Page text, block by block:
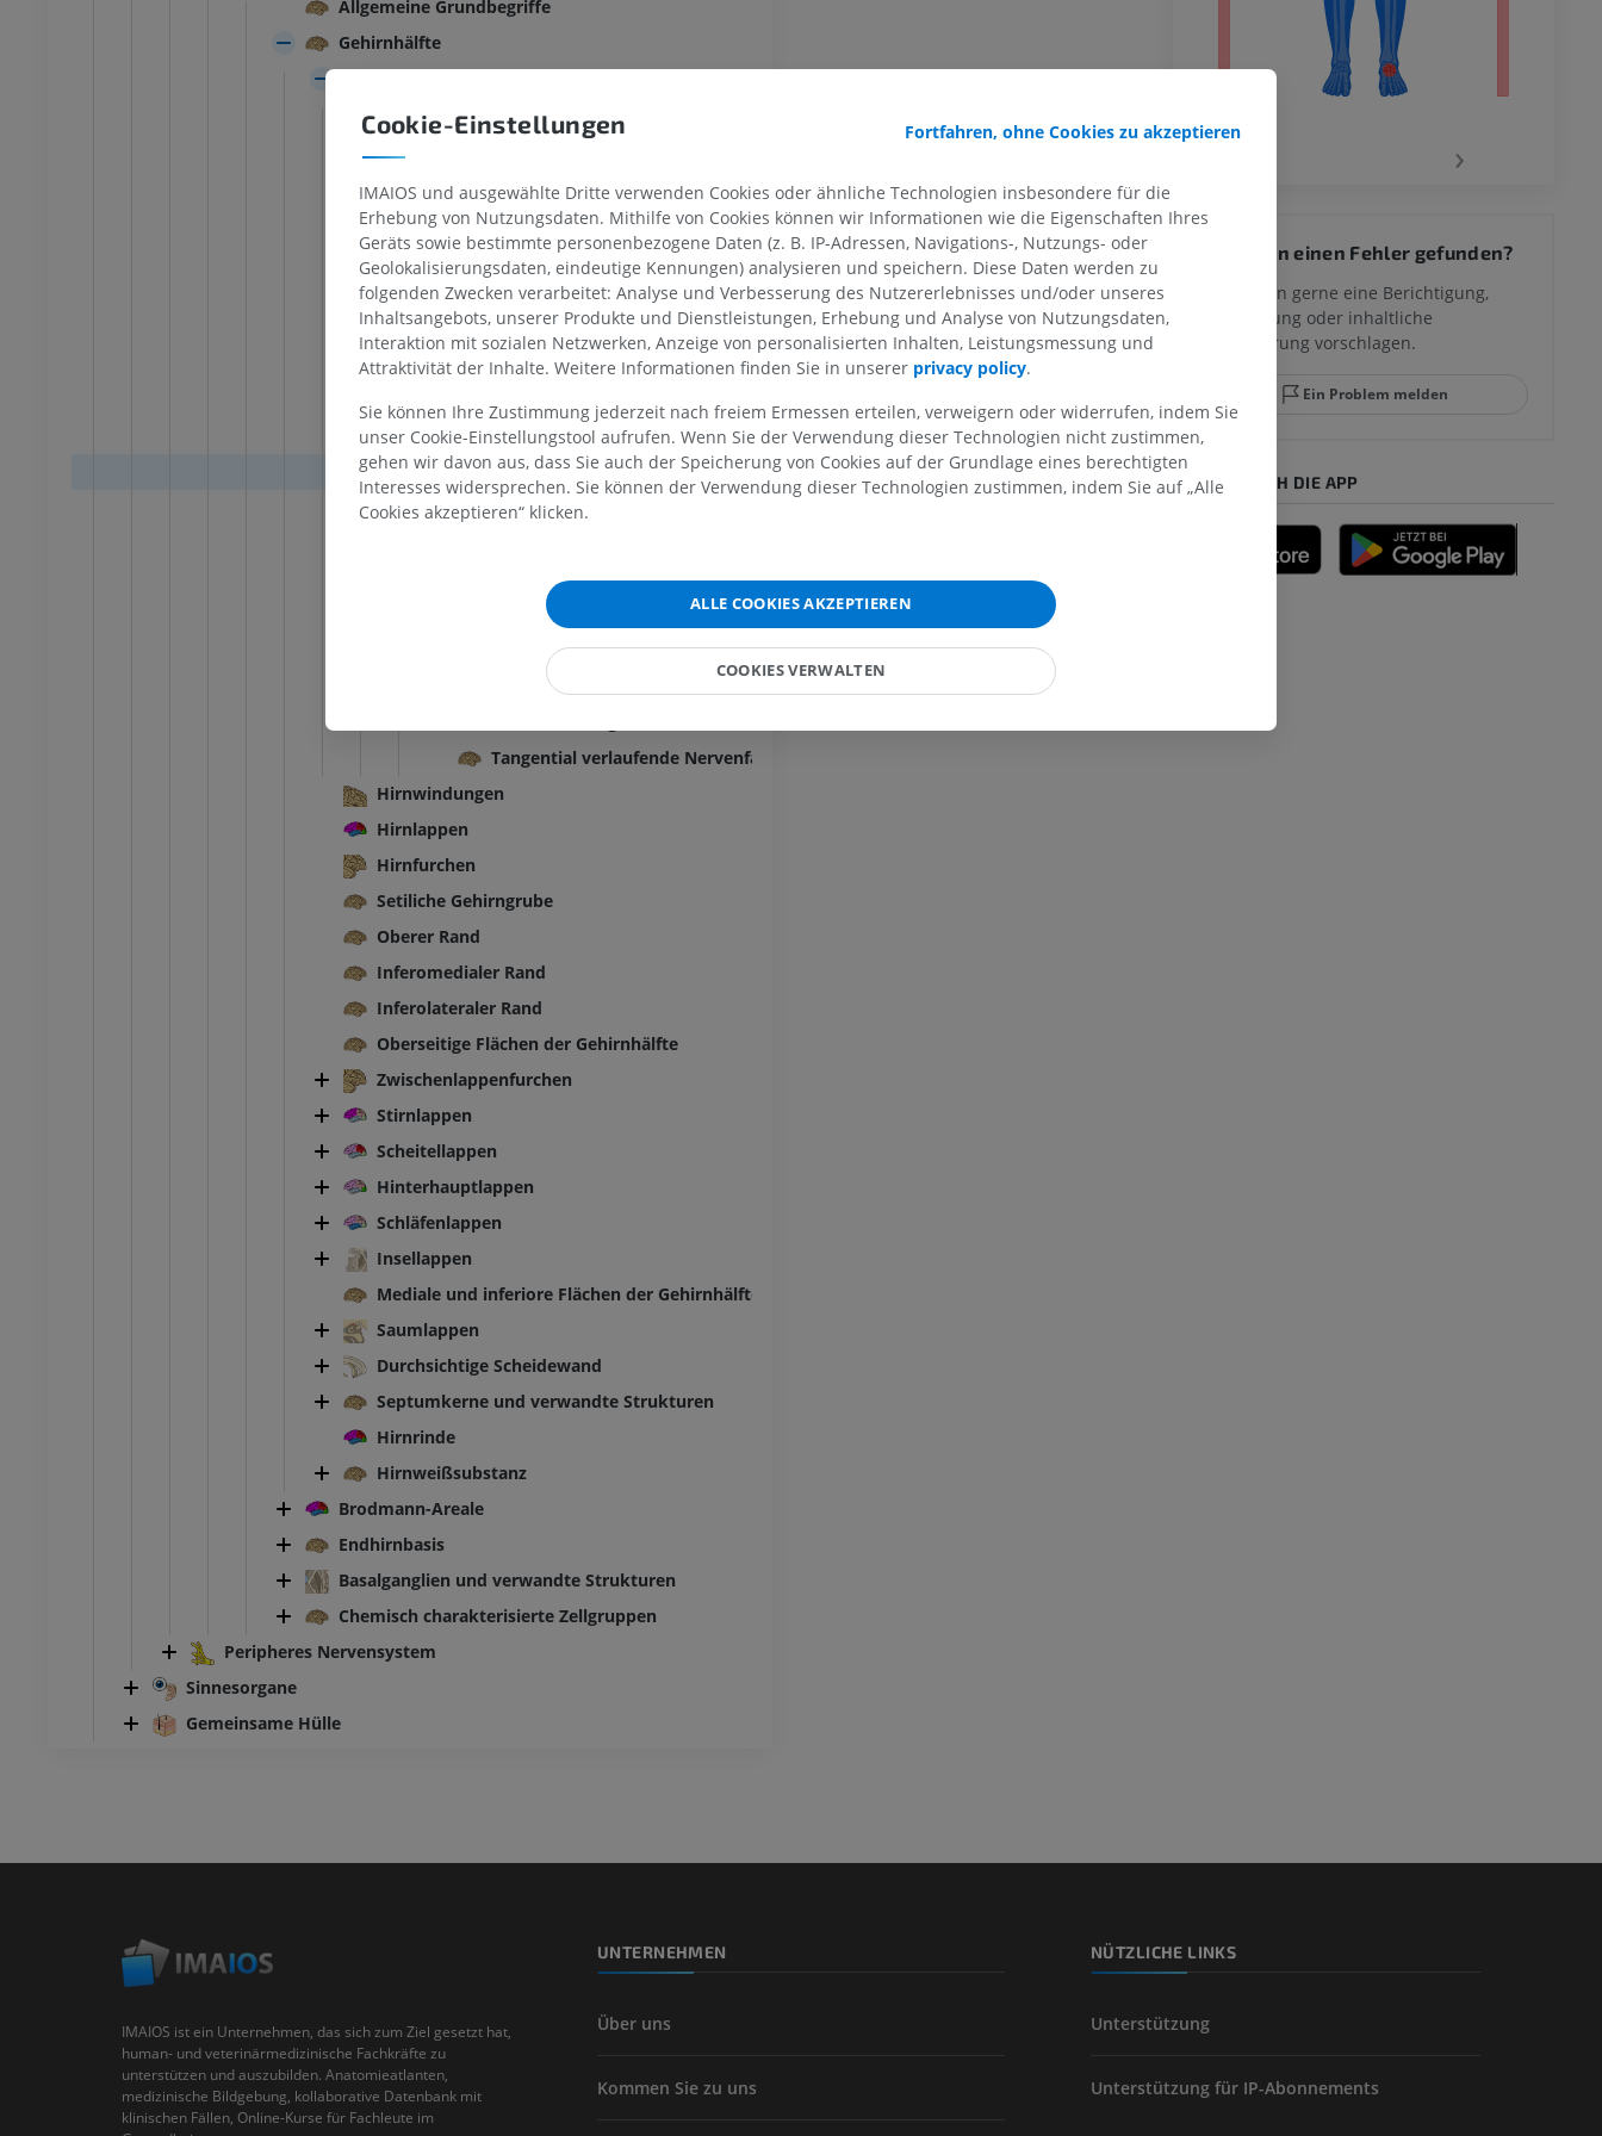
Allgemeine Grundbegriffe
Gehirnhälfte
Alter Anteil
Neuhirnrinde
Heterotypische Rinde
Übergangszone der Rinde
Sechssichtigen Anteil
Hirnrindenschichten
Molekularschicht [Schicht I]
Äußere Körnerschicht [Schicht II]
Äußere Pyramidenschicht [Schicht III]
Innere Körnerschicht [Schicht IV]
Innere Pyramidenschicht [Schicht V]
Tangentialfasergeflecht in Schicht I
Superradiäres Flechtwerk der Schicht II
Äußerer Baillarger-Streifen der Schicht IV
Okzipitalstreifen
Tangential verlaufende Nervenfasern
Hirnwindungen
Hirnlappen
Hirnfurchen
Setiliche Gehirngrube
Oberer Rand
Inferomedialer Rand
Inferolateraler Rand
Oberseitige Flächen der Gehirnhälfte
Zwischenlappenfurchen
Stirnlappen
Scheitellappen
Hinterhauptlappen
Schläfenlappen
Insellappen
Mediale und inferiore Flächen der Gehirnhälfte
Saumlappen
Durchsichtige Scheidewand
Septumkerne und verwandte Strukturen
Hirnrinde
Hirnweißsubstanz
Brodmann-Areale
Endhirnbasis
Basalganglien und verwandte Strukturen
Chemisch charakterisierte Zellgruppen
Peripheres Nervensystem
Sinnesorgane
Gemeinsame Hülle
Röntgenbilder
KOSTENLOS
Abbildungen
Fußwurzel- und Fuß-CT
Röntgenaufnahme der
oberen Extremität
Röntgenbilder
PREMIUM
Obere Extremität
Abbildungen
PREMIUM
Arteriografie der oberen
Extremität
Angiographie
Visible Human Project
Fotografie
PREMIUM
MRT
CT-Arthografie des
Kniegelenks
CT-Arthrogramm
PREMIUM
MRT des Sprunggelenks und
des Rückfußes
PREMIUM
MRT Vorfuß
CTA der unteren
Extremitäten
CT
Beinarterien und -knochen
›
Sie haben einen Fehler gefunden?
Sie können gerne eine Berichtigung,
Übersetzung oder inhaltliche
Verbesserung vorschlagen.
Ein Problem melden
HOLE SIE SICH DIE APP
IMAIOS ist ein Unternehmen, das sich zum Ziel gesetzt hat,
human- und veterinärmedizinische Fachkräfte zu
unterstützen und auszubilden. Anatomieatlanten,
medizinische Bildgebung, kollaborative Datenbank mit
klinischen Fällen, Online-Kurse für Fachleute im
UNTERNEHMEN
Über uns
Kommen Sie zu uns
NÜTZLICHE LINKS
Unterstützung
Unterstützung für IP-Abonnements
Cookie-Einstellungen Fortfahren, ohne Cookies zu akzeptieren
IMAIOS und ausgewählte Dritte verwenden Cookies oder ähnliche Technologien insbesondere für die
Erhebung von Nutzungsdaten. Mithilfe von Cookies können wir Informationen wie die Eigenschaften Ihres
Geräts sowie bestimmte personenbezogene Daten (z. B. IP-Adressen, Navigations-, Nutzungs- oder
Geolokalisierungsdaten, eindeutige Kennungen) analysieren und speichern. Diese Daten werden zu
folgenden Zwecken verarbeitet: Analyse und Verbesserung des Nutzererlebnisses und/oder unseres
Inhaltsangebots, unserer Produkte und Dienstleistungen, Erhebung und Analyse von Nutzungsdaten,
Interaktion mit sozialen Netzwerken, Anzeige von personalisierten Inhalten, Leistungsmessung und
Attraktivität der Inhalte. Weitere Informationen finden Sie in unserer privacy policy.
Sie können Ihre Zustimmung jederzeit nach freiem Ermessen erteilen, verweigern oder widerrufen, indem Sie
unser Cookie-Einstellungstool aufrufen. Wenn Sie der Verwendung dieser Technologien nicht zustimmen,
gehen wir davon aus, dass Sie auch der Speicherung von Cookies auf der Grundlage eines berechtigten
Interesses widersprechen. Sie können der Verwendung dieser Technologien zustimmen, indem Sie auf „Alle
Cookies akzeptieren“ klicken.
ALLE COOKIES AKZEPTIEREN
COOKIES VERWALTEN